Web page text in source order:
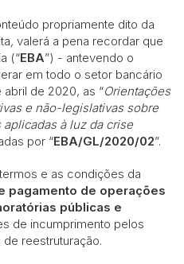
propriamente dito da
, valerá a pena recordar que
(“EBA”) - antevendo o
em todo o setor bancário
de 2020, as “Orientações
e não-legislativas sobre
à luz da crise
por “EBA/GL/2020/02”.
e as condições da
pagamento de operações
públicas e
de incumprimento pelos
reestruturação.